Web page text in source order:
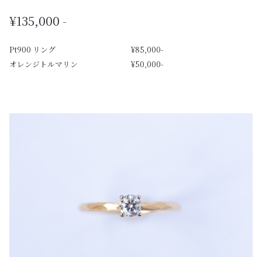
¥135,000 -
Pt900 リング
オレンジトルマリン
¥85,000-
¥50,000-